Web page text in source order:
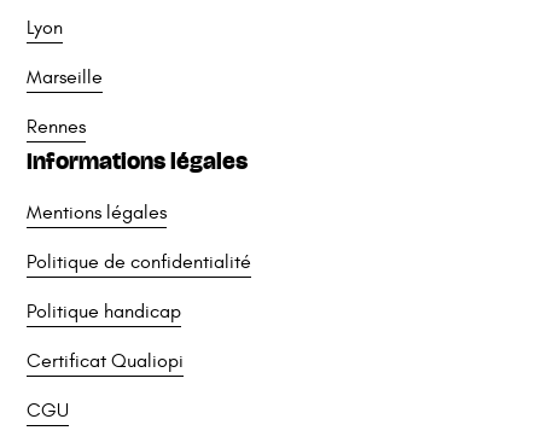
Lyon
Marseille
Rennes
Informations légales
Mentions légales
Politique de confidentialité
Politique handicap
Certificat Qualiopi
CGU